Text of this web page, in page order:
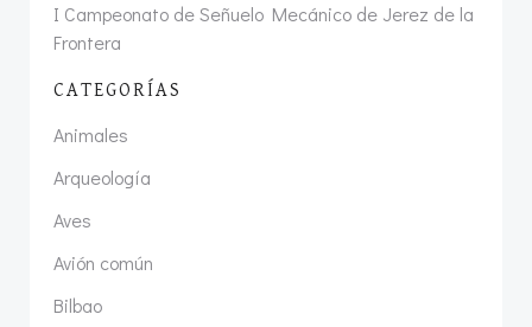
I Campeonato de Señuelo Mecánico de Jerez de la
Frontera
CATEGORÍAS
Animales
Arqueología
Aves
Avión común
Bilbao